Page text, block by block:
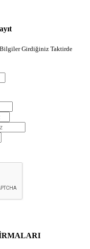
Bilgiler Girdiğiniz Taktirde